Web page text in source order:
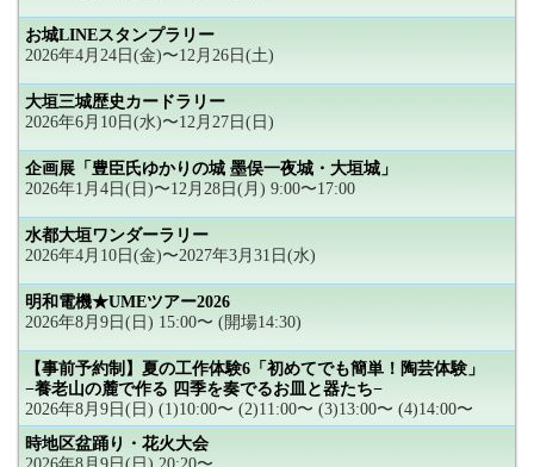
お城LINEスタンプラリー
2026年4月24日(金)〜12月26日(土)
大垣三城歴史カードラリー
2026年6月10日(水)〜12月27日(日)
企画展「豊臣氏ゆかりの城 墨俣一夜城・大垣城」
2026年1月4日(日)〜12月28日(月) 9:00〜17:00
水都大垣ワンダーラリー
2026年4月10日(金)〜2027年3月31日(水)
明和電機★UMEツアー2026
2026年8月9日(日) 15:00〜 (開場14:30)
【事前予約制】夏の工作体験6「初めてでも簡単！陶芸体験」
−養老山の麓で作る 四季を奏でるお皿と器たち−
2026年8月9日(日) (1)10:00〜 (2)11:00〜 (3)13:00〜 (4)14:00〜
時地区盆踊り・花火大会